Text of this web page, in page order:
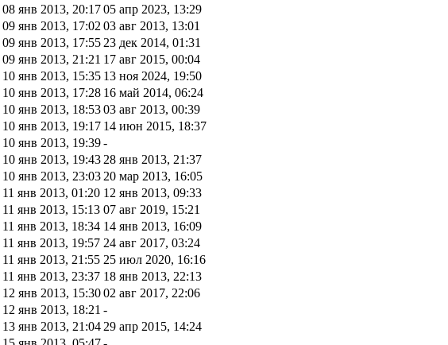
08 янв 2013, 20:1705 апр 2023, 13:29
09 янв 2013, 17:02 03 авг 2013, 13:01
09 янв 2013, 17:55 23 дек 2014, 01:31
09 янв 2013, 21:21 17 авг 2015, 00:04
10 янв 2013, 15:35 13 ноя 2024, 19:50
10 янв 2013, 17:28 16 май 2014, 06:24
10 янв 2013, 18:5303 авг 2013, 00:39
10 янв 2013, 19:17 14 июн 2015, 18:37
10 янв 2013, 19:39-
10 янв 2013, 19:43 28 янв 2013, 21:37
10 янв 2013, 23:03 20 мар 2013, 16:05
11 янв 2013, 01:20 12 янв 2013, 09:33
11 янв 2013, 15:13 07 авг 2019, 15:21
11 янв 2013, 18:34 14 янв 2013, 16:09
11 янв 2013, 19:57 24 авг 2017, 03:24
11 янв 2013, 21:55 25 июл 2020, 16:16
11 янв 2013, 23:37 18 янв 2013, 22:13
12 янв 2013, 15:3002 авг 2017, 22:06
12 янв 2013, 18:21 -
13 янв 2013, 21:04 29 апр 2015, 14:24